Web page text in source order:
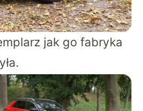
jak go fabryka